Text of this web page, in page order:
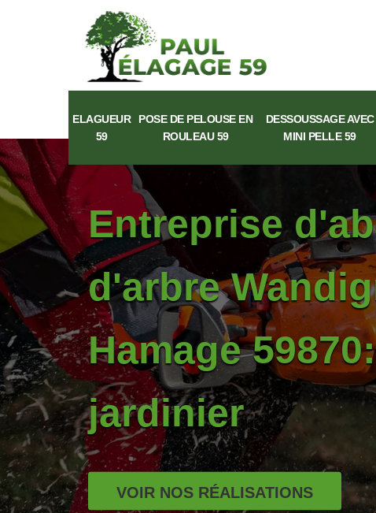
ELAGUEUR
59
POSE DE PELOUSE EN
ROULEAU 59
DESSOUSSAGE AVEC
MINI PELLE 59
Entreprise
d'arbre
Hamage
jardinier
VOIR NOS RÉALISATIONS